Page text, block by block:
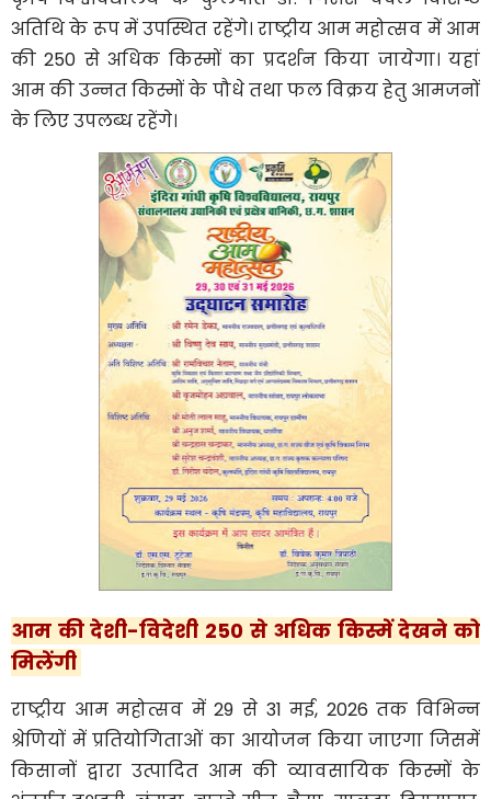
अतिथि के रूप में उपस्थित रहेंगे। राष्ट्रीय आम महोत्सव में आम
की 250 से अधिक किस्मों का प्रदर्शन किया जायेगा। यहां
आम की उन्नत किस्मों के पौधे तथा फल विक्रय हेतु आमजनों
के लिए उपलब्ध रहेंगे।
आम की देशी-विदेशी 250 से अधिक किस्में देखने को
मिलेंगी
राष्ट्रीय आम महोत्सव में 29 से 31 मई, 2026 तक विभिन्न
श्रेणियों में प्रतियोगिताओं का आयोजन किया जाएगा जिसमें
किसानों द्वारा उत्पादित आम की व्यावसायिक किस्मों के